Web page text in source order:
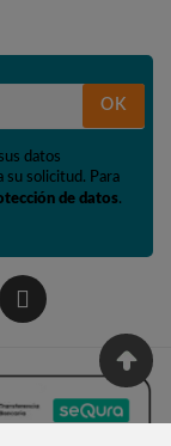
OK
datos
su solicitud. Para
de datos.